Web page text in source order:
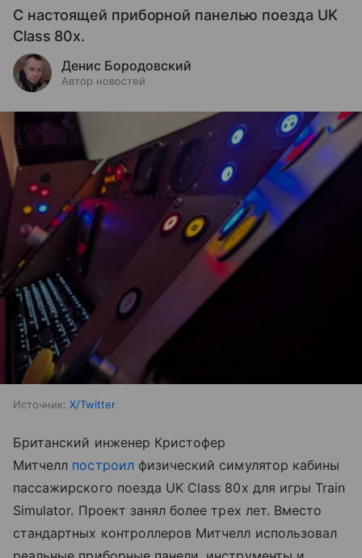
С настоящей приборной панелью поезда UK
Class 80x.
Денис Бородовский
Автор новостей
Источник: X/Twitter
Британский инженер Кристофер
Митчелл построилфизический симулятор кабины
пассажирского поезда UK Class 80x для игры Train
Simulator. Проект занял более трех лет. Вместо
стандартных контроллеров Митчелл использовал